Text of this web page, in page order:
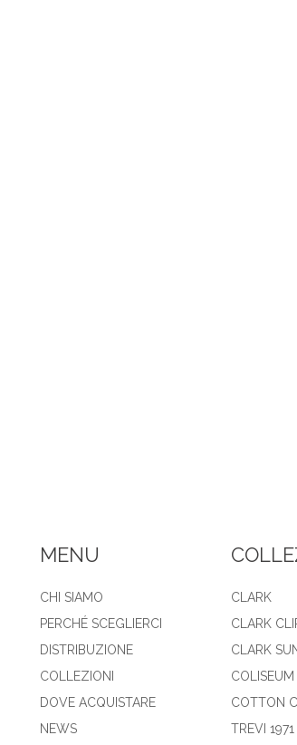
MENU
CHI SIAMO
PERCHÉ SCEGLIERCI
DISTRIBUZIONE
COLLEZIONI
DOVE ACQUISTARE
NEWS
CLARK
CLARK
CLARK
COLISEUM
COTTON
TREVI 1971